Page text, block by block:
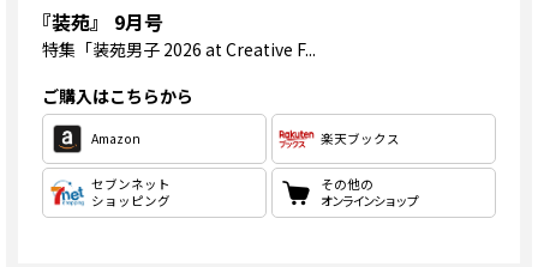
『装苑』 9月号
特集 「装苑男子 2026 at Creative F...
ご購入はこちらから
Amazon 楽天ブックス
セブンネット
ショッピング
その他の
オンラインショップ